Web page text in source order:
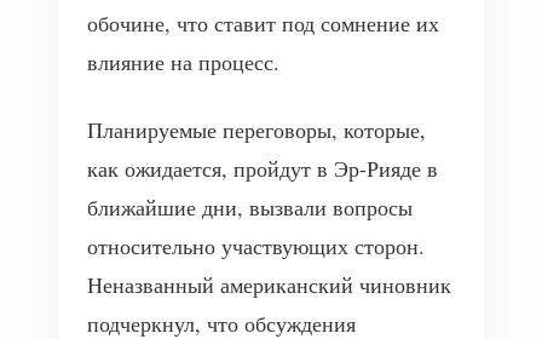
обочине, что ставит под сомнение их
влияние на процесс.
Планируемые переговоры, которые,
как ожидается, пройдут в Эр-Рияде в
ближайшие дни, вызвали вопросы
относительно участвующих сторон.
Неназванный американский чиновник
подчеркнул, что обсуждения